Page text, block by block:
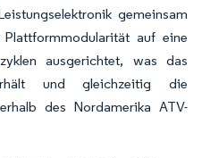
gemeinsam
auf eine
ausgerichtet, was das
und gleichzeitig die
des Nordamerika ATV-